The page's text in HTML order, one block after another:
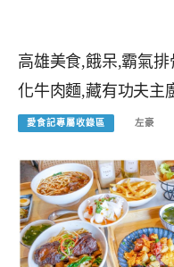
高雄美食,餓呆,霸氣
化牛肉麵,藏有功夫主
愛食記專屬收錄區 左豪